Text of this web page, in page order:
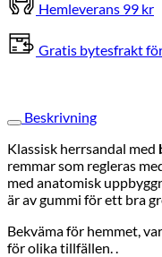
Hemleverans 99 kr
Gratis bytesfrakt
Beskrivning
Klassisk herrsandal med
remmar som regleras
med anatomisk
är av gummi för ett bra
Bekvämaför hemmet,
förolikatillfällen..